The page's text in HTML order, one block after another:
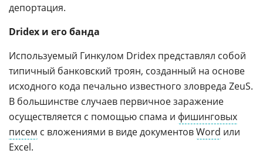
депортация.
Dridex и его банда
Используемый Гинкулом Dridex представлял собой
типичный банковский троян, созданный на основе
исходного кода печально известного зловреда ZeuS.
В большинстве случаев первичное заражение
осуществляется с помощью спама и фишинговых
писем с вложениями в виде документовWord или
Excel.